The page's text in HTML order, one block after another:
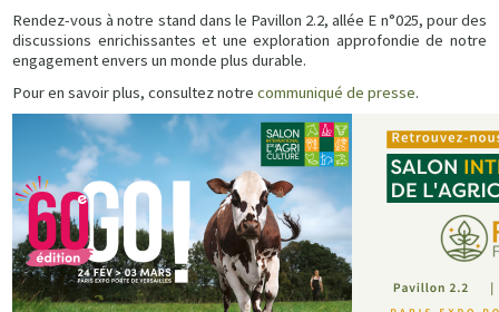
Rendez-vous à notre stand dans le Pavillon 2.2, allée E n°025, pour des
discussions enrichissantes et une exploration approfondie de notre
engagement envers un monde plus durable.
Pour en savoir plus, consultez notrecommuniqué de presse.